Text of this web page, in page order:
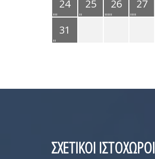
24
25 26 27
31
ΣΧΕΤΙΚΟΙ ΙΣΤΟΧΩΡΟΙ